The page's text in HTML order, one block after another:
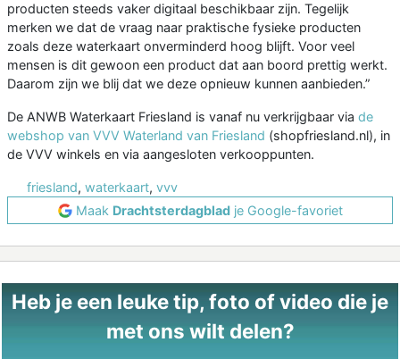
producten steeds vaker digitaal beschikbaar zijn. Tegelijk
merken we dat de vraag naar praktische fysieke producten
zoals deze waterkaart onverminderd hoog blijft. Voor veel
mensen is dit gewoon een product dat aan boord prettig werkt.
Daarom zijn we blij dat we deze opnieuw kunnen aanbieden.”
De ANWB Waterkaart Friesland is vanaf nu verkrijgbaar via de
webshop van VVV Waterland van Friesland (shopfriesland.nl), in
de VVV winkels en via aangesloten verkooppunten.
friesland, waterkaart, vvv
Maak Drachtsterdagbladje Google-favoriet
Heb je een leuke tip, foto of video die je
met ons wilt delen?